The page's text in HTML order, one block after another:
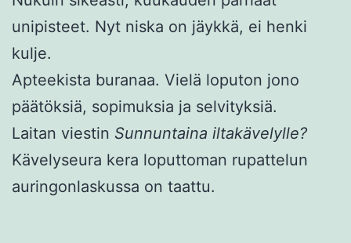
unipisteet. Nyt niska on jäykkä, ei henki
kulje.
Apteekista buranaa. Vielä loputon jono
päätöksiä, sopimuksia ja selvityksiä.
Laitan viestin Sunnuntaina iltakävelylle?
Kävelyseura kera loputtoman rupattelun
auringonlaskussa on taattu.